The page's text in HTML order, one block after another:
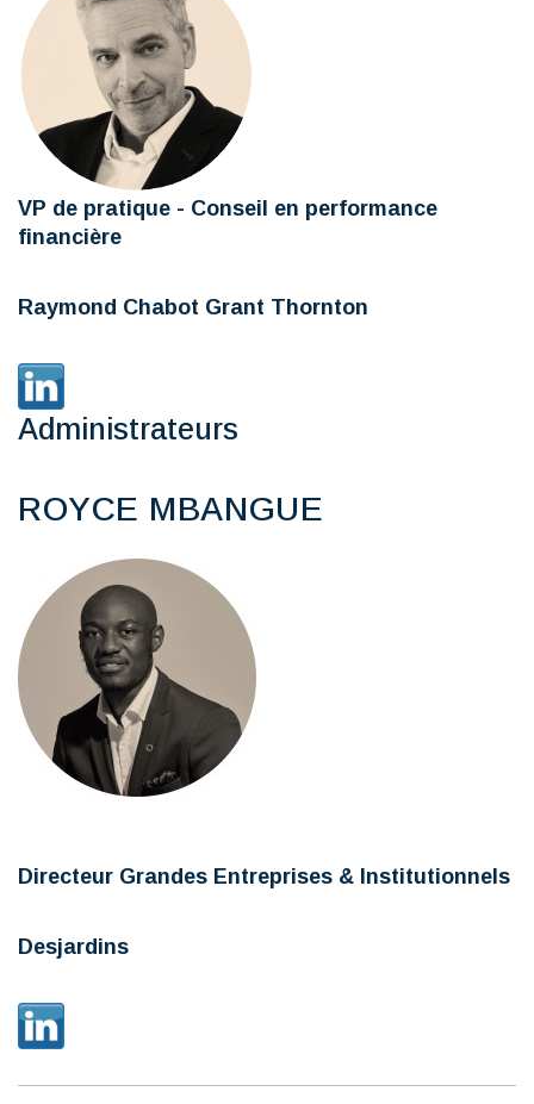
VP de pratique - Conseil en performance
financière
Raymond Chabot Grant Thornton
Administrateurs
ROYCE MBANGUE
Directeur Grandes Entreprises & Institutionnels
Desjardins